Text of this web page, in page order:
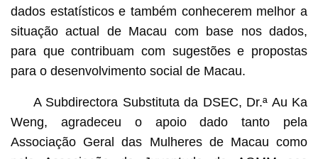
dados estatísticos e também conhecerem melhor a
situação actual de Macau com base nos dados,
para que contribuam com sugestões e propostas
para o desenvolvimento social de Macau.
A Subdirectora Substituta da DSEC, Dr.ª Au Ka
Weng, agradeceu o apoio dado tanto pela
Associação Geral das Mulheres de Macau como